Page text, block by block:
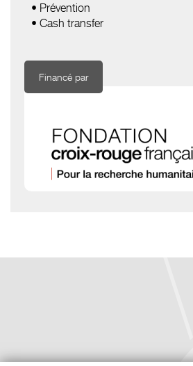
• Prévention
• Cash transfer
Financé par